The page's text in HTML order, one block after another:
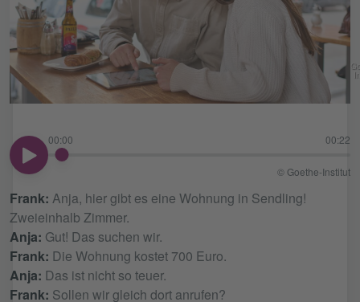
00:00 00:22
00:00
© Goethe-Institut
Frank: Anja, hier gibt es eine Wohnung in Sendling!
Zweieinhalb Zimmer.
Anja: Gut! Das suchen wir.
Frank: Die Wohnung kostet 700 Euro.
Anja: Das ist nicht so teuer.
Frank: Sollen wir gleich dort anrufen?